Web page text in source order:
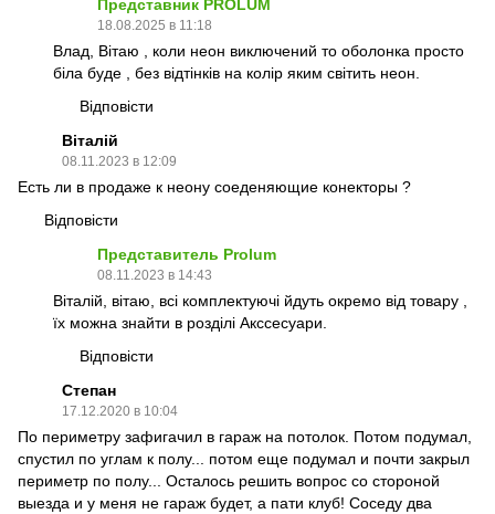
Представник PROLUM
18.08.2025 в 11:18
Влад, Вітаю , коли неон виключений то оболонка просто
біла буде , без відтінків на колір яким світить неон.
Відповісти
Віталій
08.11.2023 в 12:09
Есть ли в продаже к неону соеденяющие конекторы ?
Відповісти
Представитель Prolum
08.11.2023 в 14:43
Віталій, вітаю, всі комплектуючі йдуть окремо від товару ,
їх можна знайти в розділі Акссесуари.
Відповісти
Степан
17.12.2020 в 10:04
По периметру зафигачил в гараж на потолок. Потом подумал,
спустил по углам к полу... потом еще подумал и почти закрыл
периметр по полу... Осталось решить вопрос со стороной
выезда и у меня не гараж будет, а пати клуб! Соседу два